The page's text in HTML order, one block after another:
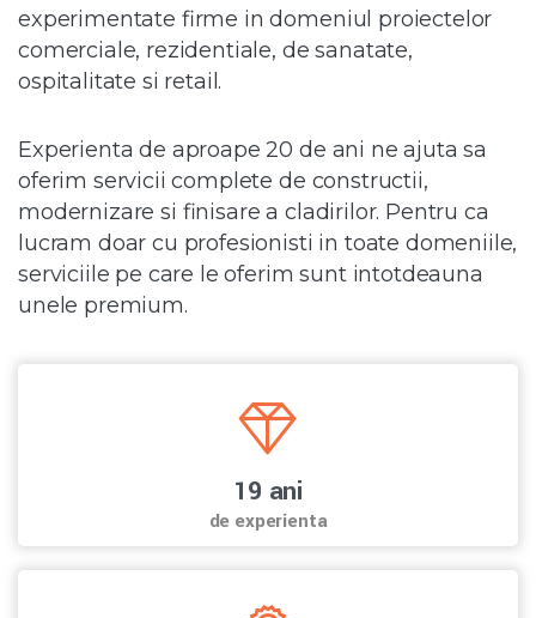
experimentate firme in domeniul proiectelor
comerciale, rezidentiale, de sanatate,
ospitalitate si retail.
Experienta de aproape 20 de ani ne ajuta sa
oferim servicii complete de constructii,
modernizare si finisare a cladirilor. Pentru ca
lucram doar cu profesionisti in toate domeniile,
serviciile pe care le oferim sunt intotdeauna
unele premium.
19 ani
de experienta